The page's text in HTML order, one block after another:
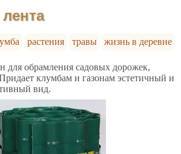
растения травы жизнь в деревне
для обрамления садовых дорожек,
клумбам и газонам эстетичный и
вид.